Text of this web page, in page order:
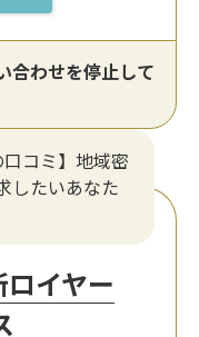
合わせを停止して
口コミ】地域密
したいあなた
イヤー